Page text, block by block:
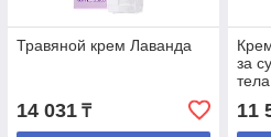
Травяной крем Лаванда
14 031₸
за
11